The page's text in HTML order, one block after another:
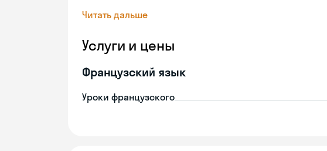
Читать дальше
Услуги и цены
Французский язык
Уроки французского